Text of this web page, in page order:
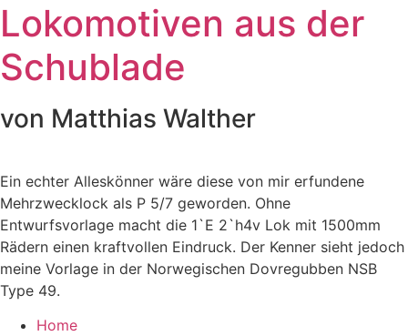
Lokomotiven aus der
Schublade
von Matthias Walther
Ein echter Alleskönner wäre diese von mir erfundene
Mehrzwecklock als P 5/7 geworden. Ohne
Entwurfsvorlage macht die 1`E 2`h4v Lok mit 1500mm
Rädern einen kraftvollen Eindruck. Der Kenner sieht jedoch
meine Vorlage in der Norwegischen Dovregubben NSB
Type 49.
Home